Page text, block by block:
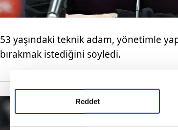
Reddet
53 yaşındaki teknik adam, yönetimle
bırakmak istediğini söyledi.